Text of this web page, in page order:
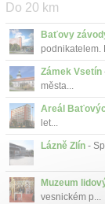
Do 20 km
Baťovy
podnikatelem.
Zámek Vsetín
města...
Areál
let...
Lázně Zlín -
Muzeum
vesnickém p...